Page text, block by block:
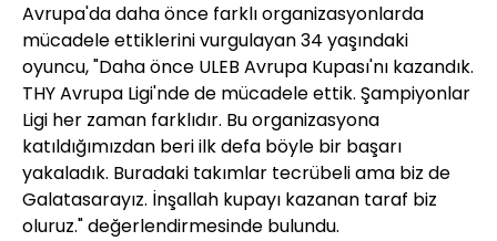
Avrupa'da daha önce farklı organizasyonlarda
mücadele ettiklerini vurgulayan 34 yaşındaki
oyuncu, "Daha önce ULEB Avrupa Kupası'nı kazandık.
THY Avrupa Ligi'nde de mücadele ettik. Şampiyonlar
Ligi her zaman farklıdır. Bu organizasyona
katıldığımızdan beri ilk defa böyle bir başarı
yakaladık. Buradaki takımlar tecrübeli ama biz de
Galatasarayız. İnşallah kupayı kazanan taraf biz
oluruz." değerlendirmesinde bulundu.